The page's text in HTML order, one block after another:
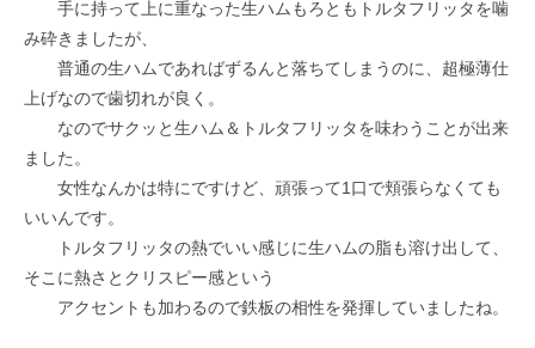
手に持って上に重なった生ハムもろともトルタフリッタを噛
み砕きましたが、
普通の生ハムであればずるんと落ちてしまうのに、超極薄仕
上げなので歯切れが良く。
なのでサクッと生ハム＆トルタフリッタを味わうことが出来
ました。
女性なんかは特にですけど、頑張って1口で頬張らなくても
いいんです。
トルタフリッタの熱でいい感じに生ハムの脂も溶け出して、
そこに熱さとクリスピー感という
アクセントも加わるので鉄板の相性を発揮していましたね。